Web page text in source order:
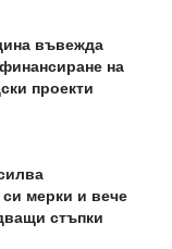
въвежда
на
проекти
мерки и вече
стъпки